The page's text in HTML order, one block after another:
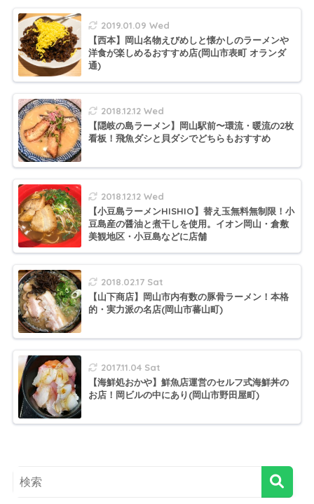
2019.01.09 Wed
【西本】岡山名物えびめしと懐かしのラーメンや
洋食が楽しめるおすすめ店(岡山市表町 オランダ
通)
2018.12.12 Wed
【隠岐の島ラーメン】岡山駅前〜環流・暖流の2枚
看板！飛魚ダシと貝ダシでどちらもおすすめ
2018.12.12 Wed
【小豆島ラーメンHISHIO】替え玉無料無制限！小
豆島産の醤油と煮干しを使用。イオン岡山・倉敷
美観地区・小豆島などに店舗
2018.02.17 Sat
【山下商店】岡山市内有数の豚骨ラーメン！本格
的・実力派の名店(岡山市蕃山町)
2017.11.04 Sat
【海鮮処おかや】鮮魚店運営のセルフ式海鮮丼の
お店！岡ビルの中にあり(岡山市野田屋町)